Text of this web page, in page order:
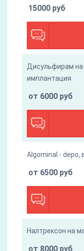
15000 руб
Дисульфирам на
имплантация
от 6000 руб
Algominal -
от 6500 руб
Налтрексон на
от 8000 руб